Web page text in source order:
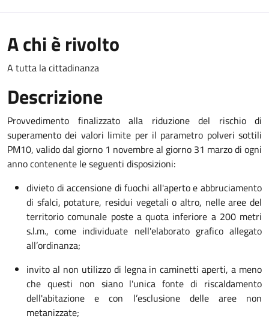
A chi è rivolto
A tutta la cittadinanza
Descrizione
Provvedimento finalizzato alla riduzione del rischio di
superamento dei valori limite per il parametro polveri sottili
PM10, valido dal giorno 1 novembre al giorno 31 marzo di ogni
anno contenente le seguenti disposizioni:
divieto di accensione di fuochi all'aperto e abbruciamento
di sfalci, potature, residui vegetali o altro, nelle aree del
territorio comunale poste a quota inferiore a 200 metri
s.l.m., come individuate nell'elaborato grafico allegato
all’ordinanza;
invito al non utilizzo di legna in caminetti aperti, a meno
che questi non siano l'unica fonte di riscaldamento
dell'abitazione e con l’esclusione delle aree non
metanizzate;